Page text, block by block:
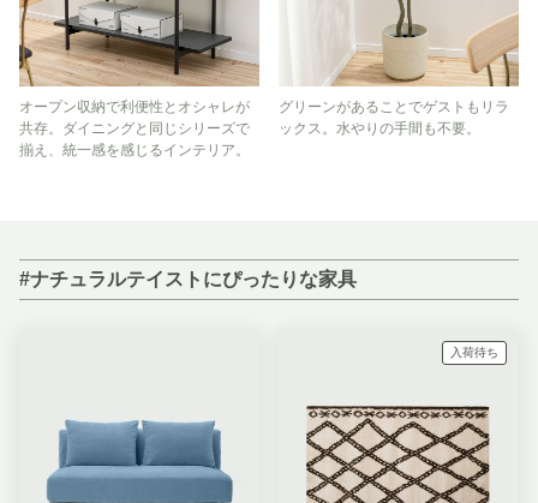
オープン収納で利便性とオシャレが
共存。ダイニングと同じシリーズで
揃え、統一感を感じるインテリア。
グリーンがあることでゲストもリラ
ックス。水やりの手間も不要。
#ナチュラルテイストにぴったりな家具
入荷待ち